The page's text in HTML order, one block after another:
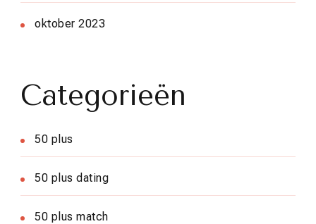
oktober 2023
Categorieën
50 plus
50 plus dating
50 plus match